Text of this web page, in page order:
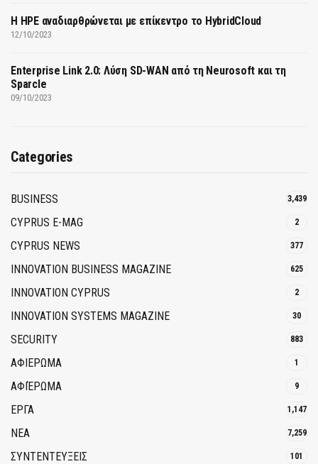
H HPE αναδιαρθρώνεται με επίκεντρο το HybridCloud
12/10/2023
Enterprise Link 2.0: Λύση SD-WAN από τη Neurosoft και τη
Sparcle
09/10/2023
Categories
BUSINESS 3,439
CYPRUS E-MAG 2
CYPRUS NEWS 377
INNOVATION BUSINESS MAGAZINE 625
INNOVATION CYPRUS 2
INNOVATION SYSTEMS MAGAZINE 30
SECURITY 883
ΑΦΙΕΡΩΜΑ 1
ΑΦΙΈΡΩΜΑ 9
ΕΡΓΑ 1,147
ΝΕΑ 7,259
ΣΥΝΤΕΝΤΕΥΞΕΙΣ 101